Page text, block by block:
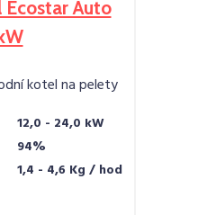
Auto
kotel na pelety
12,0 - 24,0 kW
94%
1,4 - 4,6 Kg / hod